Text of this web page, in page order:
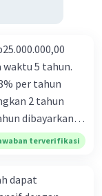
5 tahun.
per tahun
2 tahun
dibayarkan
dibayarkan
terverifikasi
dapat